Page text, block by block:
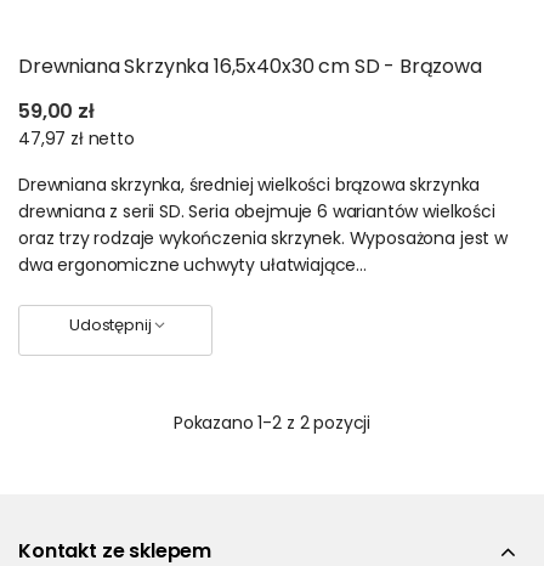
Drewniana Skrzynka 16,5x40x30 cm SD - Brązowa
59,00 zł
47,97 zł netto
Drewniana skrzynka, średniej wielkości brązowa skrzynka
drewniana z serii SD. Seria obejmuje 6 wariantów wielkości
oraz trzy rodzaje wykończenia skrzynek. Wyposażona jest w
dwa ergonomiczne uchwyty ułatwiające...
Udostępnij
Pokazano1-2 z 2 pozycji
Kontakt ze sklepem